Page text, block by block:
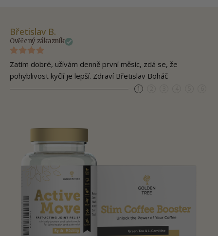
Břetislav B.
Ověřený zákazník
Zatím dobré, užívám denně první měsíc, zdá se, že
pohyblivost kyčlí je lepší. Zdraví Břetislav Boháč
1